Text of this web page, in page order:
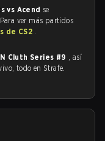
vs Acend se
ver más partidos
de CS2 .
Cluth Series #9 , así
todo en Strafe.